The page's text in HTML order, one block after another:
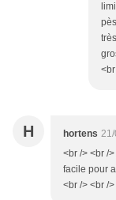
H hortens
<br /> <br /
facile pour
<br /> <br />